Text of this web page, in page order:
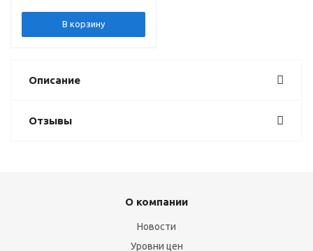
В корзину
Описание
Отзывы
О компании
Новости
Уровни цен